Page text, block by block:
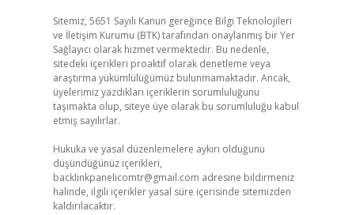
Sitemiz, 5651 Sayılı Kanun gereğince Bilgi Teknolojileri
ve İletişim Kurumu (BTK) tarafından onaylanmış bir Yer
Sağlayıcı olarak hizmet vermektedir. Bu nedenle,
sitedeki içerikleri proaktif olarak denetleme veya
araştırma yükümlülüğümüz bulunmamaktadır. Ancak,
üyelerimiz yazdıkları içeriklerin sorumluluğunu
taşımakta olup, siteye üye olarak bu sorumluluğu kabul
etmiş sayılırlar.
Hukuka ve yasal düzenlemelere aykırı olduğunu
düşündüğünüz içerikleri,
backlinkpanelicomtr@gmail.com adresine bildirmeniz
halinde, ilgili içerikler yasal süre içerisinde sitemizden
kaldırılacaktır.